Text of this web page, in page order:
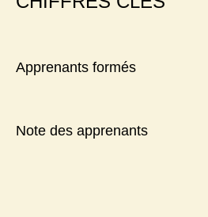
Apprenants formés
Note des apprenants